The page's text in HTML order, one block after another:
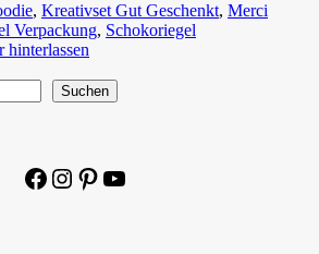
, Kreativset Gut Geschenkt, Merci
Verpackung, Schokoriegel
hinterlassen
Suchen
Facebook
Instagram
Pinterest
YouTube